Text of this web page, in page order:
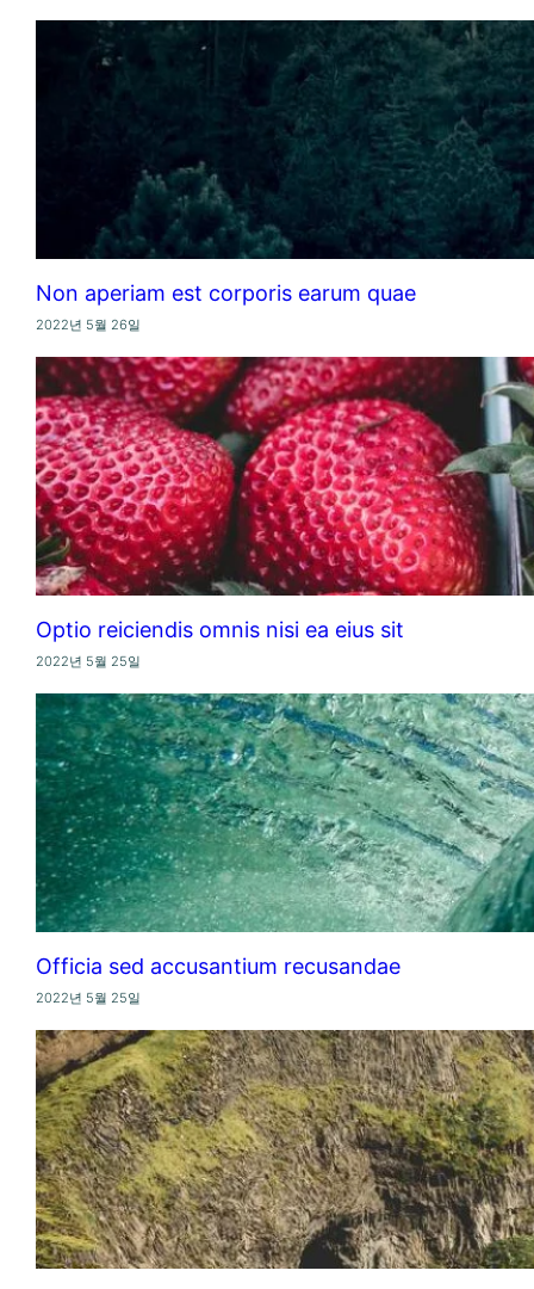
Non aperiam est corporis earum quae
2022년 5월 26일
Optio reiciendis omnis nisi ea eius sit
2022년 5월 25일
Officia sed accusantium recusandae
2022년 5월 25일